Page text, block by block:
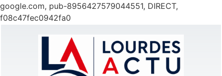
google.com, pub-8956427579044551, DIRECT,
f08c47fec0942fa0